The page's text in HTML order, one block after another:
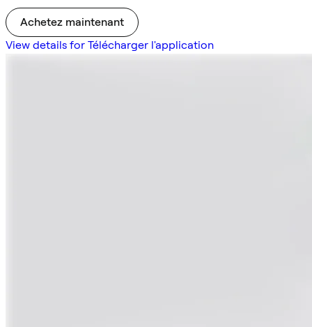
Achetez maintenant
View details for Télécharger l'application